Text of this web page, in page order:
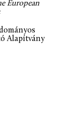
European
Alapítvány